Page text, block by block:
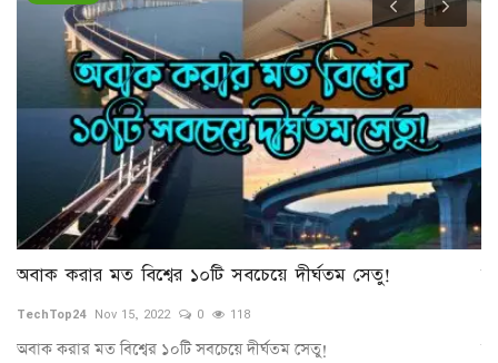
অবাক করার মত বিশ্বের ১০টি সবচেয়ে দীর্ঘতম সেতু!
TechTop24 Nov 15, 2022 0 118
অবাক করার মত বিশ্বের ১০টি সবচেয়ে দীর্ঘতম সেতু!